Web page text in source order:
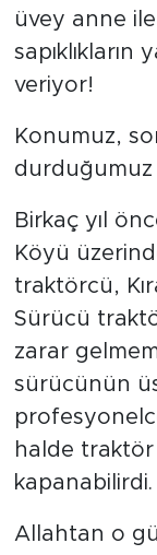
üvey anne
sapıklıkların
veriyor!
Konumuz,
durduğumuz
Birkaç yıl
Köyü
traktörcü,
Sürücü
zarar
sürücünün
profesyonelce
halde
kapanabilirdi.
Allahtan o